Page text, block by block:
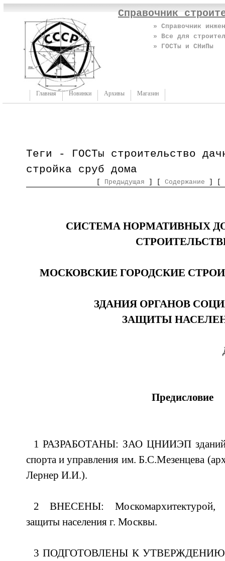
Справочник
» Справочник
» Все для
» ГОСТы и СНиПы
Главная Новинки Архивы Магазин
Теги - ГОСТы строительство
стройка сруб дома
Предыдущая Содержание
СИСТЕМА НОРМАТИВНЫХ
МОСКОВСКИЕ ГОРОДСКИЕ
ЗДАНИЯ ОРГАНОВ
ЗАЩИТЫ
Предисловие
1 РАЗРАБОТАНЫ: ЗАО ЦНИИЭП зданий
спорта и управления им. Б.С.Мезенцева
Лернер И.И.).
2 ВНЕСЕНЫ: Москомархитектурой,
защиты населения г. Москвы.
3 ПОДГОТОВЛЕНЫ К УТВЕРЖДЕНИЮ и